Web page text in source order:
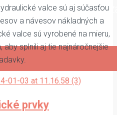
pozície a v prípade
valce sú aj súčasťou
a návesov nákladných a
valce sú vyrobené na mieru,
splnili aj tie najnáročnejšie
prvky